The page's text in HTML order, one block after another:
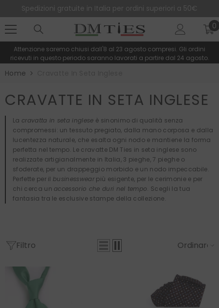
Spedizioni gratuite in Italia per ordini superiori a 50€
0
0
Attenzione saremo chiusi dall'8 al 23 agosto compresi. Gli ordini
ricevuti in questo periodo saranno lavorati a partire dal 24 agosto.
Home
CRAVATTE IN SETA INGLESE
La cravatta in seta inglese è sinonimo di qualità senza
compromessi: un tessuto pregiato, dalla mano corposa e dalla
lucentezza naturale, che esalta ogni nodo e mantiene la forma
perfetta nel tempo. Le cravatte DM Ties in seta inglese sono
realizzate artigianalmente in Italia, 3 pieghe, 7 pieghe o
sfoderate, per un drappeggio morbido e un nodo impeccabile.
Perfette per ilbusinesswearpiù esigente, per le cerimonie e per
chi cerca un accessorio che duri nel tempo. Scegli la tua
fantasia tra le esclusive stampe della collezione.
Filtro Ordinare